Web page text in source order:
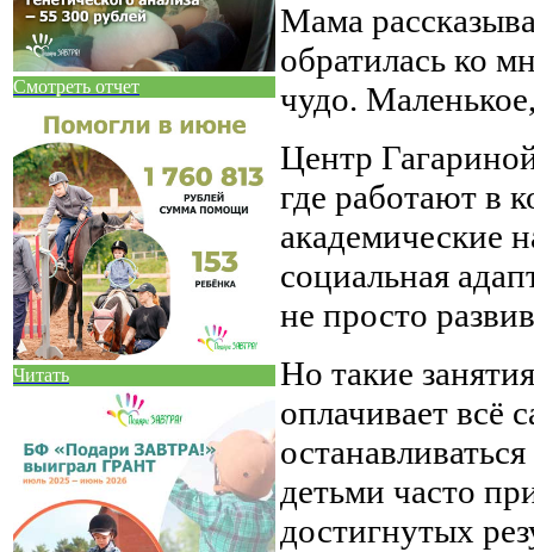
Смотреть отчет
Читать
Мама
обратилась ко
чудо.
Центр
где работают в
академические
социальная
не просто
Но такие
оплачивает всё
детьми часто
достигнутых